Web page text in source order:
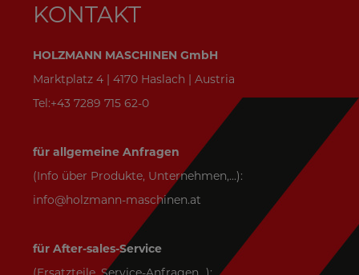
KONTAKT
HOLZMANN MASCHINEN GmbH
Marktplatz 4 | 4170 Haslach | Austria
Tel:+43 7289 715 62-0
für allgemeine Anfragen
(Info über Produkte, Unternehmen,...):
info@holzmann-maschinen.at
für After-sales-Service